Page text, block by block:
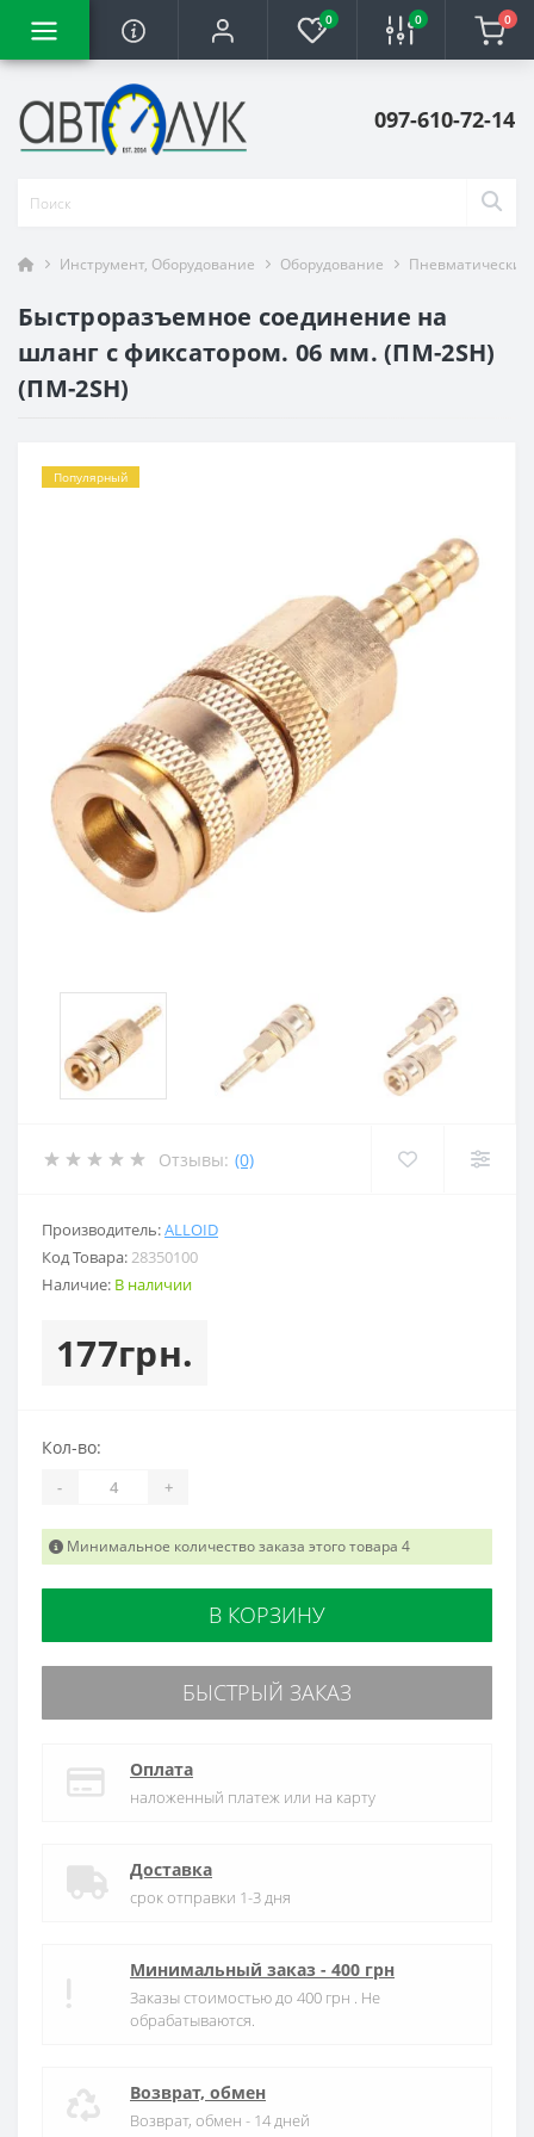
0 0 0
097-610-72-14
Инструмент, Оборудование Оборудование
Быстроразъемное соединение на
шланг с фиксатором. 06 мм. (ПМ-2SH)
(ПМ-2SH)
Популярный
Отзывы: (0)
Производитель:ALLOID
Код Товара:28350100
Наличие: В наличии
177грн.
Кол-во:
- +
Минимальное количество заказа этого товара 4
В КОРЗИНУ
БЫСТРЫЙ ЗАКАЗ
Оплата
наложенный платеж или на карту
Доставка
срок отправки 1-3 дня
Минимальный заказ - 400 грн
Заказы стоимостью до 400 грн . Не
обрабатываются.
Возврат, обмен
Возврат, обмен - 14 дней